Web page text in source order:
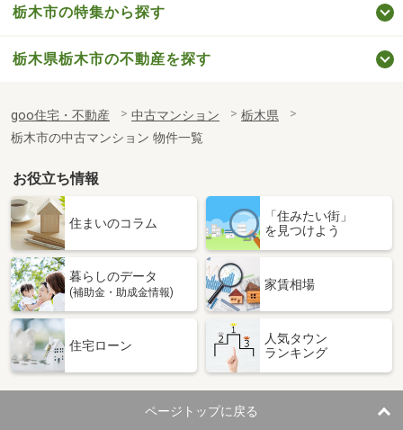
栃木市の特集から探す
栃木県栃木市の不動産を探す
goo住宅・不動産 中古マンション
栃木県
栃木市の中古マンション 物件一覧
お役立ち情報
住まいのコラム
「住みたい街」
を見つけよう
暮らしのデータ
(補助金・助成金情報)
家賃相場
住宅ローン
人気タウン
ランキング
ページトップに戻る